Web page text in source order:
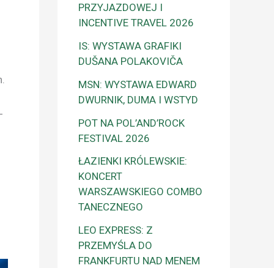
PRZYJAZDOWEJ I
INCENTIVE TRAVEL 2026
IS: WYSTAWA GRAFIKI
DUŠANA POLAKOVIČA
MSN: WYSTAWA EDWARD
DWURNIK, DUMA I WSTYD
POT NA POL’AND’ROCK
FESTIVAL 2026
ŁAZIENKI KRÓLEWSKIE:
KONCERT
WARSZAWSKIEGO COMBO
TANECZNEGO
LEO EXPRESS: Z
PRZEMYŚLA DO
FRANKFURTU NAD MENEM